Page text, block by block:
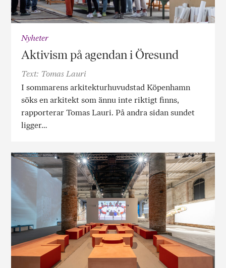
Nyheter
Aktivism på agendan i Öresund
Text: Tomas Lauri
I sommarens arkitekturhuvudstad Köpenhamn
söks en arkitekt som ännu inte riktigt finns,
rapporterar Tomas Lauri. På andra sidan sundet
ligger…